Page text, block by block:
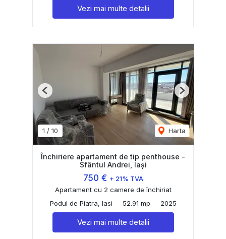
Vezi mai multe detalii
1 / 10 Harta
Previous Next
Închiriere apartament de tip penthouse -
Sfântul Andrei, Iași
750 € + 21% TVA
Apartament cu 2 camere de închiriat
Podul de Piatra, Iasi
52.91 mp 2025
Vezi mai multe detalii